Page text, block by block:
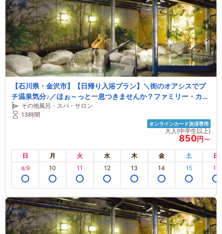
【石川県・金沢市】【日帰り入浴プラン】＼街のオアシスでプ
チ温泉気分♪／ほぉ～っと一息つきませんか？ファミリー・カッ
プル・女性にもおすすめ♪兼六園から車で約10分♪
その他風呂・スパ・サロン
13時間
オンラインカード決済専用
大人(中学生以上)
850円～
日 月 火 水 木 金 土 日
8/9 10 11 12 13 14 15 16